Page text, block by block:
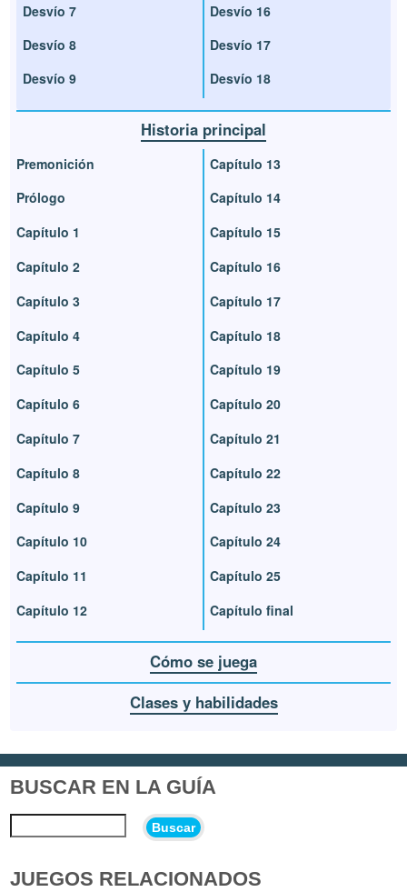
Desvío 7
Desvío 8
Desvío 9
Desvío 16
Desvío 17
Desvío 18
Historia principal
Premonición
Prólogo
Capítulo 1
Capítulo 2
Capítulo 3
Capítulo 4
Capítulo 5
Capítulo 6
Capítulo 7
Capítulo 8
Capítulo 9
Capítulo 10
Capítulo 11
Capítulo 12
Capítulo 13
Capítulo 14
Capítulo 15
Capítulo 16
Capítulo 17
Capítulo 18
Capítulo 19
Capítulo 20
Capítulo 21
Capítulo 22
Capítulo 23
Capítulo 24
Capítulo 25
Capítulo final
Cómo se juega
Clases y habilidades
BUSCAR EN LA GUÍA
Buscar
JUEGOS RELACIONADOS